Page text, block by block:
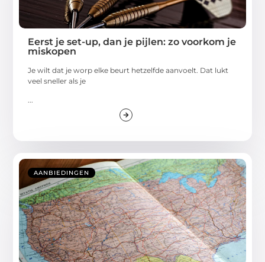
Eerst je set-up, dan je pijlen: zo voorkom je
miskopen
Je wilt dat je worp elke beurt hetzelfde aanvoelt. Dat lukt
veel sneller als je
...
AANBIEDINGEN